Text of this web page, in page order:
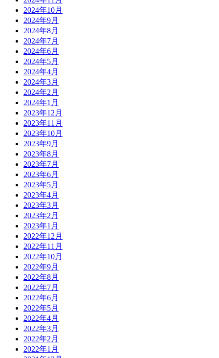
2024年10月
2024年9月
2024年8月
2024年7月
2024年6月
2024年5月
2024年4月
2024年3月
2024年2月
2024年1月
2023年12月
2023年11月
2023年10月
2023年9月
2023年8月
2023年7月
2023年6月
2023年5月
2023年4月
2023年3月
2023年2月
2023年1月
2022年12月
2022年11月
2022年10月
2022年9月
2022年8月
2022年7月
2022年6月
2022年5月
2022年4月
2022年3月
2022年2月
2022年1月